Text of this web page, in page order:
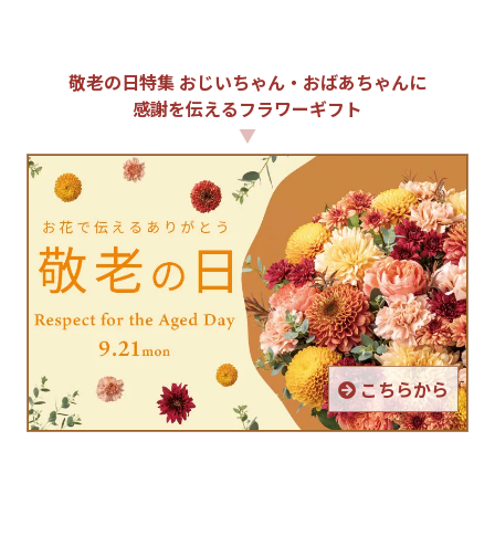
敬老の日特集 おじいちゃん・おばあちゃんに
感謝を伝えるフラワーギフト
▼
こちらから